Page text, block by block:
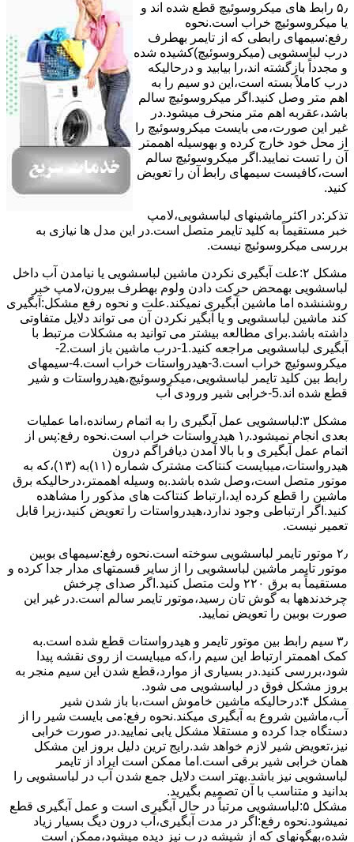
۵٫ رابط های ﻣﯿﮑﺮوﺳﻮﺋﯿﭻ ﻗﻄﻊ شده اند و
ﯾﺎ ﻣﯿﮑﺮوﺳﻮﺋﯿﭻ ﺧﺮاب اﺳﺖ.نحوه
رفع:سیمهای راﺑﻄﯽ ﮐﻪ از ﺗﺎﯾﻤﺮ بهطرف
درب لباسشویی (ﻣﯿﮑﺮوﺳﻮﺋﯿﭻ)کشیده شده
و مجدداً بازگشته اند،را ﺑﯿﺎﺑﯿﺪ و درحالیکه
درب کاملاً ﺑﺴﺘﻪ اﺳﺖ،اﯾﻦ دو ﺳﯿﻢ را ﺑﻪ
اﻫﻢ ﻣﺘﺮ وصل کنید.اﮔﺮ ﻣﯿﮑﺮوﺳﻮﺋﯿﭻ ﺳﺎﻟﻢ
ﺑﺎﺷﺪ،ﻋﻘﺮﺑﻪ اهم متر ﻣﻨﺤﺮف میشود.در
ﻏﯿﺮ اﯾﻦ ﺻﻮرت،می بایست ﻣﯿﮑﺮوﺳﻮﺋﯿﭻ را
از ﻣﺤﻞ خود ﺧﺎرج کرده و بهوسیله اهممتر
آن را ﺗﺴﺖ ﻧﻤﺎﯾﯿﺪ.اﮔﺮ ﻣﯿﮑﺮوﺳﻮﺋﯿﭻ ﺳﺎﻟﻢ
اﺳﺖ،ﮐﺎﻓﯿﺴﺖ سیمهای راﺑﻄ آن را ﺗﻌﻮﯾﺾ
کنید.
ﺗﺬﮐﺮ:در اﮐﺜﺮ ماشینهای لباسشویی،ﻻﻣﭗ
ﺧﺒﺮ مستقیماً ﺑﻪ ﮐﻠﯿﺪ ﺗﺎﯾﻤﺮ ﻣﺘﺼﻞ اﺳﺖ.در اﯾﻦ مدل ها ﻧﯿﺎزی ﺑﻪ
بررسی ﻣﯿﮑﺮوﺳﻮﺋﯿﭻ نیست.
مشکل ۲:علت آبگیری نکردن ماشین لباسشویی یا نیامدن آب داخل
لباسشویی بهمحض ﺣﺮﮐﺖ دادن وﻟﻮم بهطرف ﺑﯿﺮون،ﻻﻣﭗ ﺧﺒﺮ
روشنشده اﻣﺎ ﻣﺎﺷﯿﻦ آﺑﮕﯿﺮی نمیکند.ﻋﻠﺖ و نحوه رﻓﻊ مشکل:آبگیری
کند ماشین لباسشویی و یا آبگیر نکردن آن می تواند دلایل متفاوتی
داشته باشد.برای مطالعه بیشتر می توانید به مشکلات مرتبط با
آبگیری لباسشویی مراجعه کنید.1-درب ﻣﺎﺷﯿﻦ ﺑﺎز اﺳﺖ.2-
ﻣﯿﮑﺮوﺳﻮﺋﯿﭻ ﺧﺮاب اﺳﺖ.3-ﻫﯿﺪرواﺳﺘﺎت ﺧﺮاب اﺳﺖ.4-سیمهای
راﺑﻂ ﺑﯿﻦ ﮐﻠﯿﺪ ﺗﺎﯾﻤﺮ لباسشویی،ﻣﯿﮑﺮوﺳﻮﺋﯿﭻ،ﻫﯿﺪرواﺳﺘﺎت و ﺷﯿﺮ
ﻗﻄﻊ ﺷﺪه اند.5-خرابی شیر ورودی آب
مشکل ۳:لباسشویی ﻋﻤﻞ آﺑﮕﯿﺮی را ﺑﻪ اﺗﻤﺎم رﺳﺎﻧﺪه،اﻣﺎ ﻋﻤﻠﯿﺎت
ﺑﻌﺪی اﻧﺠﺎم نمیشود.۱٫ ﻫﯿﺪرواﺳﺘﺎت ﺧﺮاب اﺳﺖ.نحوه رﻓﻊ:ﭘﺲ از
اﺗﻤﺎم عمل آﺑﮕﯿﺮی و ﺑﺎ ﺑﺎﻻ آﻣﺪن دﯾﺎﻓﺮاﮔﻢ درون
ﻫﯿﺪرواﺳﺘﺎت،میبایست ﮐﻨﺘﺎﮐﺖ ﻣﺸﺘﺮک شماره (۱۱)به (۱۳)،ﮐﻪ ﺑﻪ
ﻣﻮﺗﻮر ﻣﺘﺼﻞ اﺳﺖ،وﺻﻞ ﺷﺪه ﺑﺎﺷﺪ.ﺑه وسیله اهممتر،درحالیکه ﺑﺮق
ﻣﺎﺷﯿﻦ را ﻗﻄﻊ کرده اید،ارﺗﺒﺎط ﮐﻨﺘﺎﮐﺖ ﻫﺎی ﻣﺬﮐﻮر را ﻣﺸﺎﻫﺪه
کنید.اﮔﺮ ارﺗﺒﺎطی وجود ندارد،ﻫﯿﺪرواﺳﺘﺎت را ﺗﻌﻮﯾﺾ ﮐﻨﯿﺪ،زﯾﺮا قابل
ﺗﻌﻤﯿﺮ نیست.
۲٫ ﻣﻮﺗﻮر ﺗﺎﯾﻤﺮ لباسشویی ﺳﻮﺧﺘﻪ اﺳﺖ.نحوه رﻓﻊ:سیمهای ﺑﻮﺑﯿﻦ
ﻣﻮﺗﻮر ﺗﺎﯾﻤﺮ ماشین لباسشویی را از ﺳﺎﯾﺮ قسمتهای ﻣﺪار ﺟﺪا کرده و
مستقیماً ﺑﻪ برق ۲۲۰ وﻟﺖ ﻣﺘﺼﻞ کنید.اﮔﺮ ﺻﺪای ﭼﺮﺧﺶ
چرخدندهها به گوش تان رﺳﯿﺪ،ﻣﻮﺗﻮر ﺗﺎﯾﻤﺮ ﺳﺎﻟﻢ اﺳﺖ.در ﻏﯿﺮ اﯾﻦ
ﺻﻮرت ﺑﻮﺑﯿﻦ را ﺗﻌﻮﯾﺾ ﻧﻤﺎﯾﯿﺪ.
۳٫ ﺳﯿﻢ راﺑﻂ ﺑﯿﻦ ﻣﻮﺗﻮر ﺗﺎﯾﻤﺮ و ﻫﯿﺪرواﺳﺘﺎت ﻗﻄﻊ ﺷﺪه اﺳﺖ.به
کمک اهممتر ارﺗﺒﺎط اﯾﻦ ﺳﯿﻢ را،ﮐﻪ میبایست از روی ﻧﻘﺸﻪ ﭘﯿﺪا
ﺷﻮد،بررسی ﮐﻨﯿﺪ.در ﺑﺴﯿﺎری از موارد،ﻗﻄﻊ ﺷﺪن اﯾﻦ ﺳﯿﻢ ﻣﻨﺠﺮ ﺑﻪ
ﺑﺮوز مشکل ﻓﻮق در لباسشویی می شود.
مشکل ۴:درحالیکه ﻣﺎﺷﯿﻦ ﺧﺎﻣﻮش اﺳﺖ،ﺑﺎ ﺑﺎز ﺷﺪن ﺷﯿﺮ
آب،ﻣﺎﺷﯿﻦ ﺷﺮوع ﺑﻪ آﺑﮕﯿﺮی میکند.نحوه رﻓﻊ:می بایست ﺷﯿﺮ را از
دستگاه جدا کرده و مستقلا مشکل یابی نمایید.در صورت خرابی
نیز،تعویض شیر لازم خواهد شد.رایج ترین دلیل بروز این مشکل
همان خرابی شیر برقی است.اما ممکن است ایراد از تایمر
لباسشویی نیز باشد.بهتر است دلایل جمع شدن آب در لباسشویی را
بدانید و متناسب با آن تصمیم بگیرید.
مشکل ۵:لباسشویی مرتباً در ﺣﺎل آﺑﮕﯿﺮی اﺳﺖ و ﻋﻤﻞ آﺑﮕﯿﺮی ﻗﻄﻊ
نمیشود.نحوه رﻓﻊ:اﮔﺮ در ﻣﺪت آﺑﮕﯿﺮی،آب درون دﯾﮓ ﺑﺴﯿﺎر زﯾﺎد
ﺷﺪه،بهگونهای ﮐﻪ از ﺷﯿﺸﻪ درب ﻧﯿﺰ دﯾﺪه میشود،ممکن است